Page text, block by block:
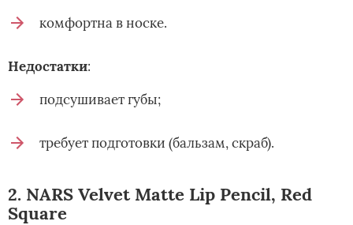
комфортна в носке.
Недостатки:
подсушивает губы;
требует подготовки (бальзам, скраб).
2. NARS Velvet Matte Lip Pencil, Red
Square